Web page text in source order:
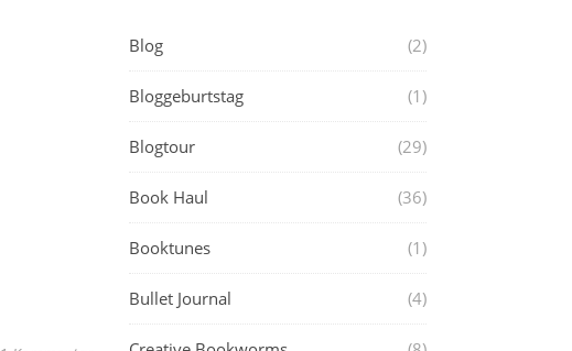
Blog (2)
Bloggeburtstag (1)
Blogtour (29)
Book Haul (36)
Booktunes (1)
Bullet Journal (4)